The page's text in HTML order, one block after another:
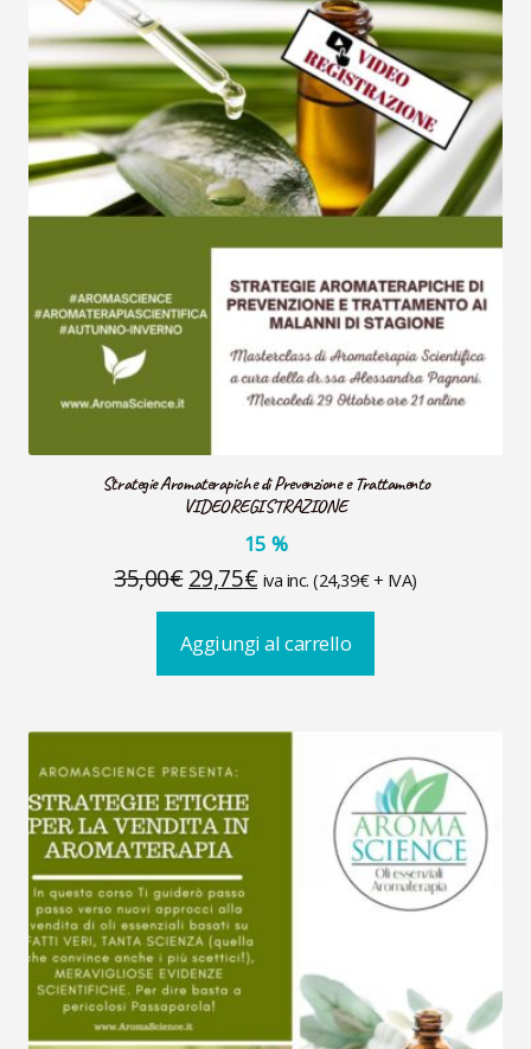
Strategie Aromaterapiche di Prevenzione e Trattamento
VIDEOREGISTRAZIONE
15 %
35,00€ Il
prezzo
originale
35,00€.
29,75€Il
prezzo
attuale
29,75€.
iva inc. (24,39€+ IVA)
Aggiungi al carrello